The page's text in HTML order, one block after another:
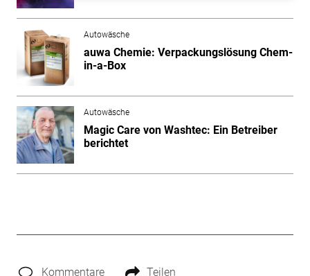
Autowäsche
auwa Chemie: Verpackungslösung Chem-
in-a-Box
Autowäsche
Magic Care von Washtec: Ein Betreiber
berichtet
Kommentare Teilen